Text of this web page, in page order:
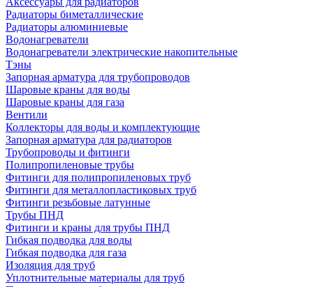
Радиаторы биметаллические
Радиаторы алюминиевые
Водонагреватели
Водонагреватели электрические накопительные
Тэны
Запорная арматура для трубопроводов
Шаровые краны для воды
Шаровые краны для газа
Вентили
Коллекторы для воды и комплектующие
Запорная арматура для радиаторов
Трубопроводы и фитинги
Полипропиленовые трубы
Фитинги для полипропиленовых труб
Фитинги для металлопластиковых труб
Фитинги резьбовые латунные
Трубы ПНД
Фитинги и краны для трубы ПНД
Гибкая подводка для воды
Гибкая подводка для газа
Изоляция для труб
Уплотнительные материалы для труб